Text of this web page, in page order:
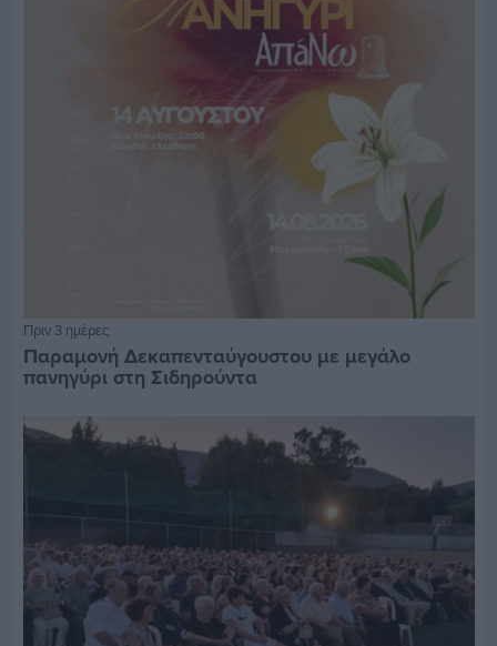
Πριν 3 ημέρες
Παραμονή Δεκαπενταύγουστου με μεγάλο
πανηγύρι στη Σιδηρούντα